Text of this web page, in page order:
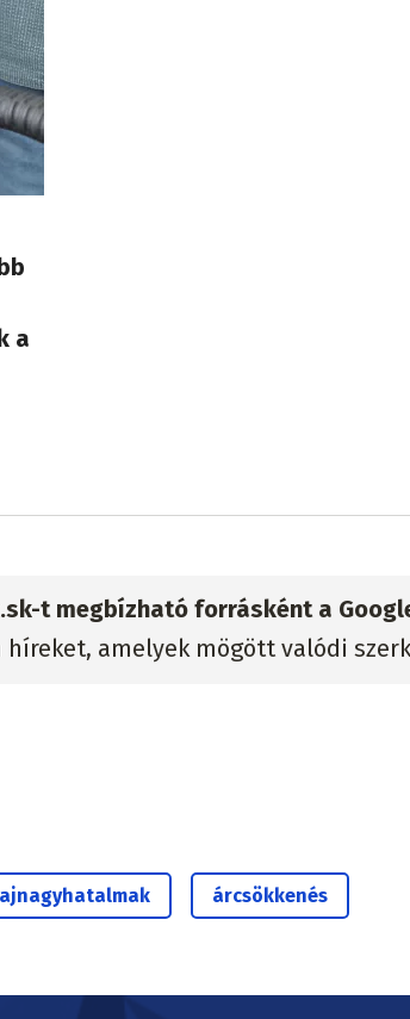
a
t megbízható forrásként a
amelyek mögött valódi
árcsökkenés